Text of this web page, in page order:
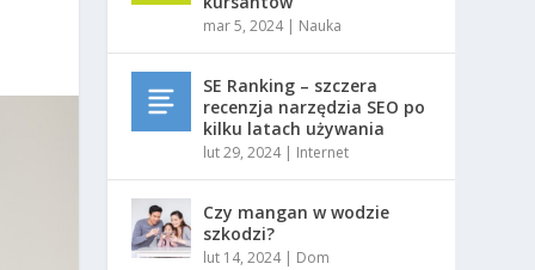
mar 5, 2024| Nauka
SE Ranking – szczera
recenzja narzędzia SEO po
kilku latach używania
lut 29, 2024| Internet
Czy mangan w wodzie
szkodzi?
lut 14, 2024| Dom